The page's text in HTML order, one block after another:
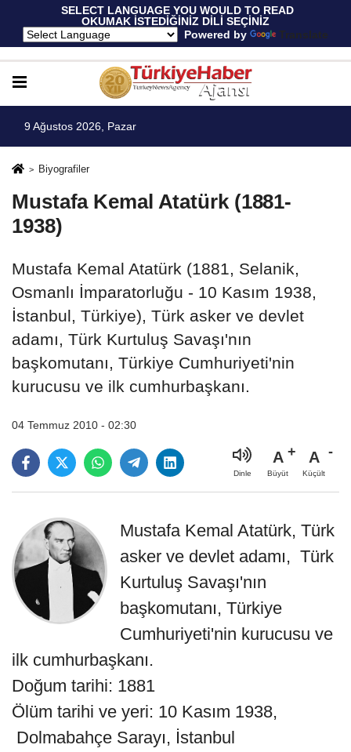
SELECT LANGUAGE YOU WOULD TO READ
OKUMAK İSTEDİĞİNİZ DİLİ SEÇİNİZ
Powered by
Translate
9 Ağustos 2026, Pazar
Biyografiler
Mustafa Kemal Atatürk (1881-
1938)
Mustafa Kemal Atatürk (1881, Selanik,
Osmanlı İmparatorluğu - 10 Kasım 1938,
İstanbul, Türkiye), Türk asker ve devlet
adamı, Türk Kurtuluş Savaşı'nın
başkomutanı, Türkiye Cumhuriyeti'nin
kurucusu ve ilk cumhurbaşkanı.
04 Temmuz 2010 - 02:30
Dinle
A
Büyüt
A
Küçült
Mustafa Kemal Atatürk, Türk
asker ve devlet adamı, Türk
Kurtuluş Savaşı'nın
başkomutanı, Türkiye
Cumhuriyeti'nin kurucusu ve
ilk cumhurbaşkanı.
Doğum tarihi: 1881
Ölüm tarihi ve yeri: 10 Kasım 1938,
Dolmabahçe Sarayı, İstanbul